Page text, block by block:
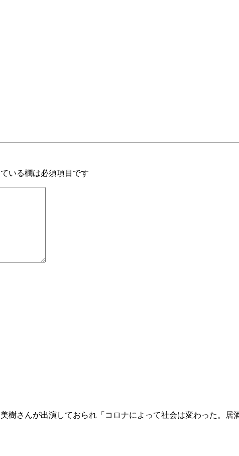
いる欄は必須項目です
樹さんが出演しておられ「コロナによって社会は変わった。